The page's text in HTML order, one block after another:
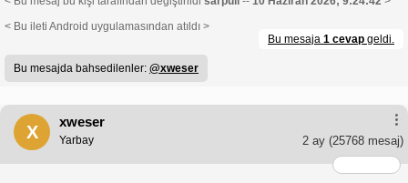
< Bu ileti Android uygulamasından atıldı >
Bu mesaja 1 cevap geldi.
Bu mesajda bahsedilenler: @xweser
X
xweser
2 ay (25768 mesaj)
Yarbay